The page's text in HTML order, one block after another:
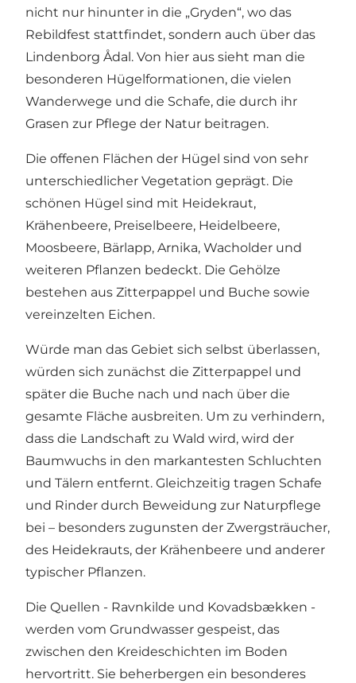
nicht nur hinunter in die „Gryden“, wo das
Rebildfest stattfindet, sondern auch über das
Lindenborg Ådal . Von hier aus sieht man die
besonderen Hügelformationen, die vielen
Wanderwege und die Schafe, die durch ihr
Grasen zur Pflege der Natur beitragen.
Die offenen Flächen der Hügel sind von sehr
unterschiedlicher Vegetation geprägt. Die
schönen Hügel sind mit Heidekraut,
Krähenbeere, Preiselbeere, Heidelbeere,
Moosbeere, Bärlapp, Arnika, Wacholder und
weiteren Pflanzen bedeckt. Die Gehölze
bestehen aus Zitterpappel und Buche sowie
vereinzelten Eichen.
Würde man das Gebiet sich selbst überlassen,
würden sich zunächst die Zitterpappel und
später die Buche nach und nach über die
gesamte Fläche ausbreiten. Um zu verhindern,
dass die Landschaft zu Wald wird, wird der
Baumwuchs in den markantesten Schluchten
und Tälern entfernt. Gleichzeitig tragen Schafe
und Rinder durch Beweidung zur Naturpflege
bei – besonders zugunsten der Zwergsträucher,
des Heidekrauts, der Krähenbeere und anderer
typischer Pflanzen.
Die Quellen - Ravnkilde und Kovadsbækken -
werden vom Grundwasser gespeist, das
zwischen den Kreideschichten im Boden
hervortritt. Sie beherbergen ein besonderes